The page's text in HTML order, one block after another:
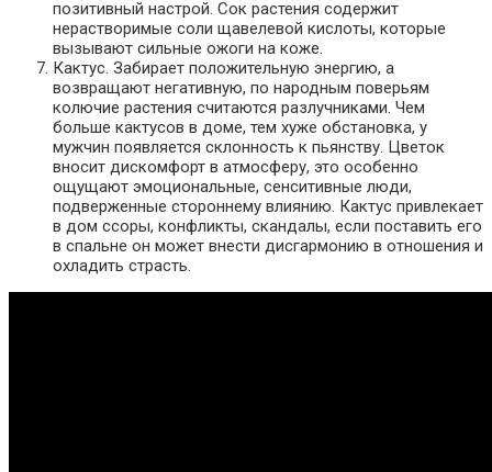
позитивный настрой. Сок растения содержит
нерастворимые соли щавелевой кислоты, которые
вызывают сильные ожоги на коже.
Кактус. Забирает положительную энергию, а
возвращают негативную, по народным поверьям
колючие растения считаются разлучниками. Чем
больше кактусов в доме, тем хуже обстановка, у
мужчин появляется склонность к пьянству. Цветок
вносит дискомфорт в атмосферу, это особенно
ощущают эмоциональные, сенситивные люди,
подверженные стороннему влиянию. Кактус привлекает
в дом ссоры, конфликты, скандалы, если поставить его
в спальне он может внести дисгармонию в отношения и
охладить страсть.